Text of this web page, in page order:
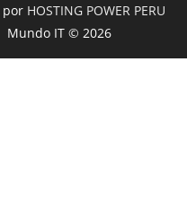
por HOSTING POWER PERU
Mundo IT © 2026